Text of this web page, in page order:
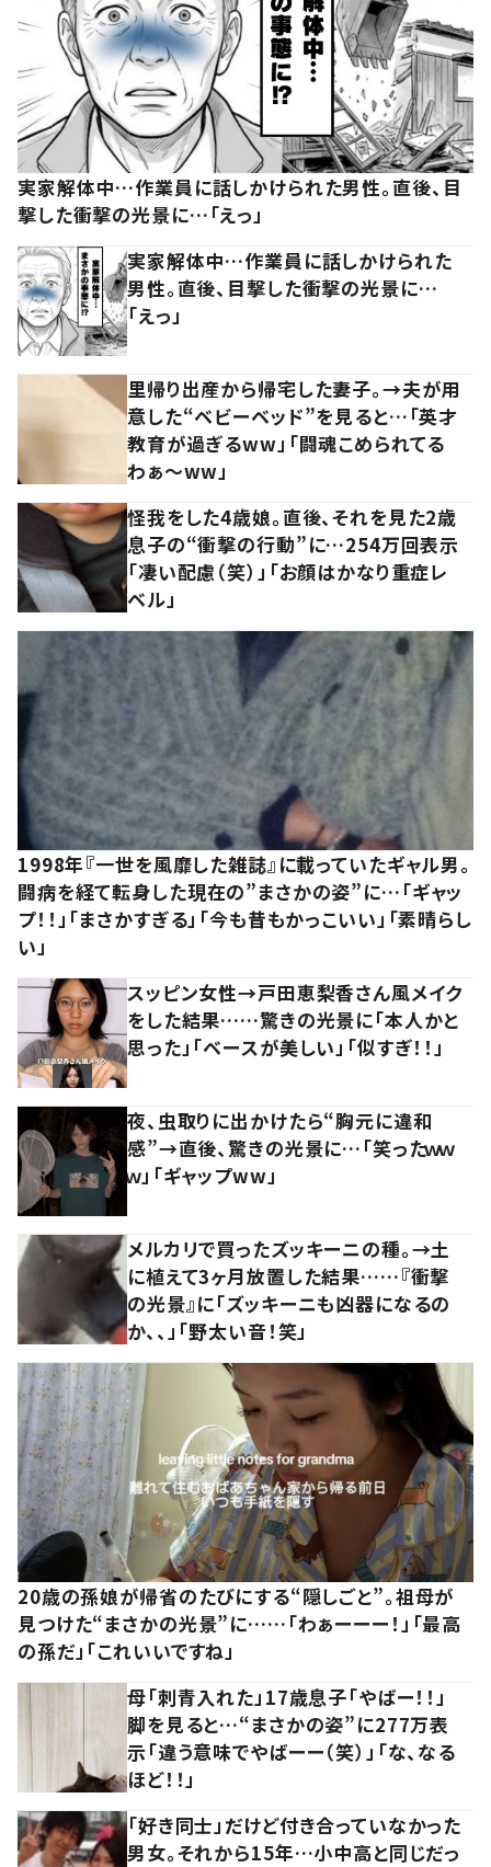
実家解体中…作業員に話しかけられた男性。直後、目
撃した衝撃の光景に…「えっ」
実家解体中…作業員に話しかけられた
男性。直後、目撃した衝撃の光景に…
「えっ」
里帰り出産から帰宅した妻子。→夫が用
意した“ベビーベッド”を見ると…「英才
教育が過ぎるww」「闘魂こめられてる
わぁ～ww」
怪我をした4歳娘。直後、それを見た2歳
息子の“衝撃の行動”に…254万回表示
「凄い配慮（笑）」「お顔はかなり重症レ
ベル」
1998年『一世を風靡した雑誌』に載っていたギャル男。
闘病を経て転身した現在の”まさかの姿”に…「ギャッ
プ！！」「まさかすぎる」「今も昔もかっこいい」「素晴らし
い」
スッピン女性→戸田恵梨香さん風メイク
をした結果……驚きの光景に「本人かと
思った」「ベースが美しい」「似すぎ！！」
夜、虫取りに出かけたら“胸元に違和
感”→直後、驚きの光景に…「笑ったｗｗ
ｗ」「ギャップww」
メルカリで買ったズッキーニの種。→土
に植えて3ヶ月放置した結果……『衝撃
の光景』に「ズッキーニも凶器になるの
か、、」「野太い音！笑」
20歳の孫娘が帰省のたびにする“隠しごと”。祖母が
見つけた“まさかの光景”に……「わぁーーー！」「最高
の孫だ」「これいいですね」
母「刺青入れた」17歳息子「やばー！！」
脚を見ると…“まさかの姿”に277万表
示「違う意味でやばーー（笑）」「な、なる
ほど！！」
「好き同士」だけど付き合っていなかった
男女。それから15年…小中高と同じだっ